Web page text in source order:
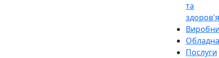
та
здоров'я
Послуги